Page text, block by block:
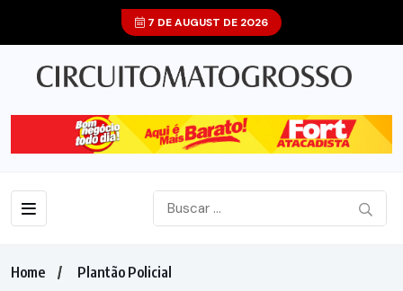
7 DE AUGUST DE 2026
Home
Plantão Policial